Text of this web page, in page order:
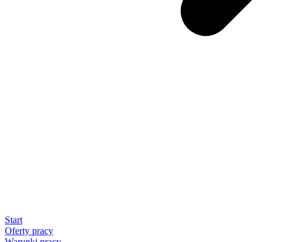
Start
Oferty pracy